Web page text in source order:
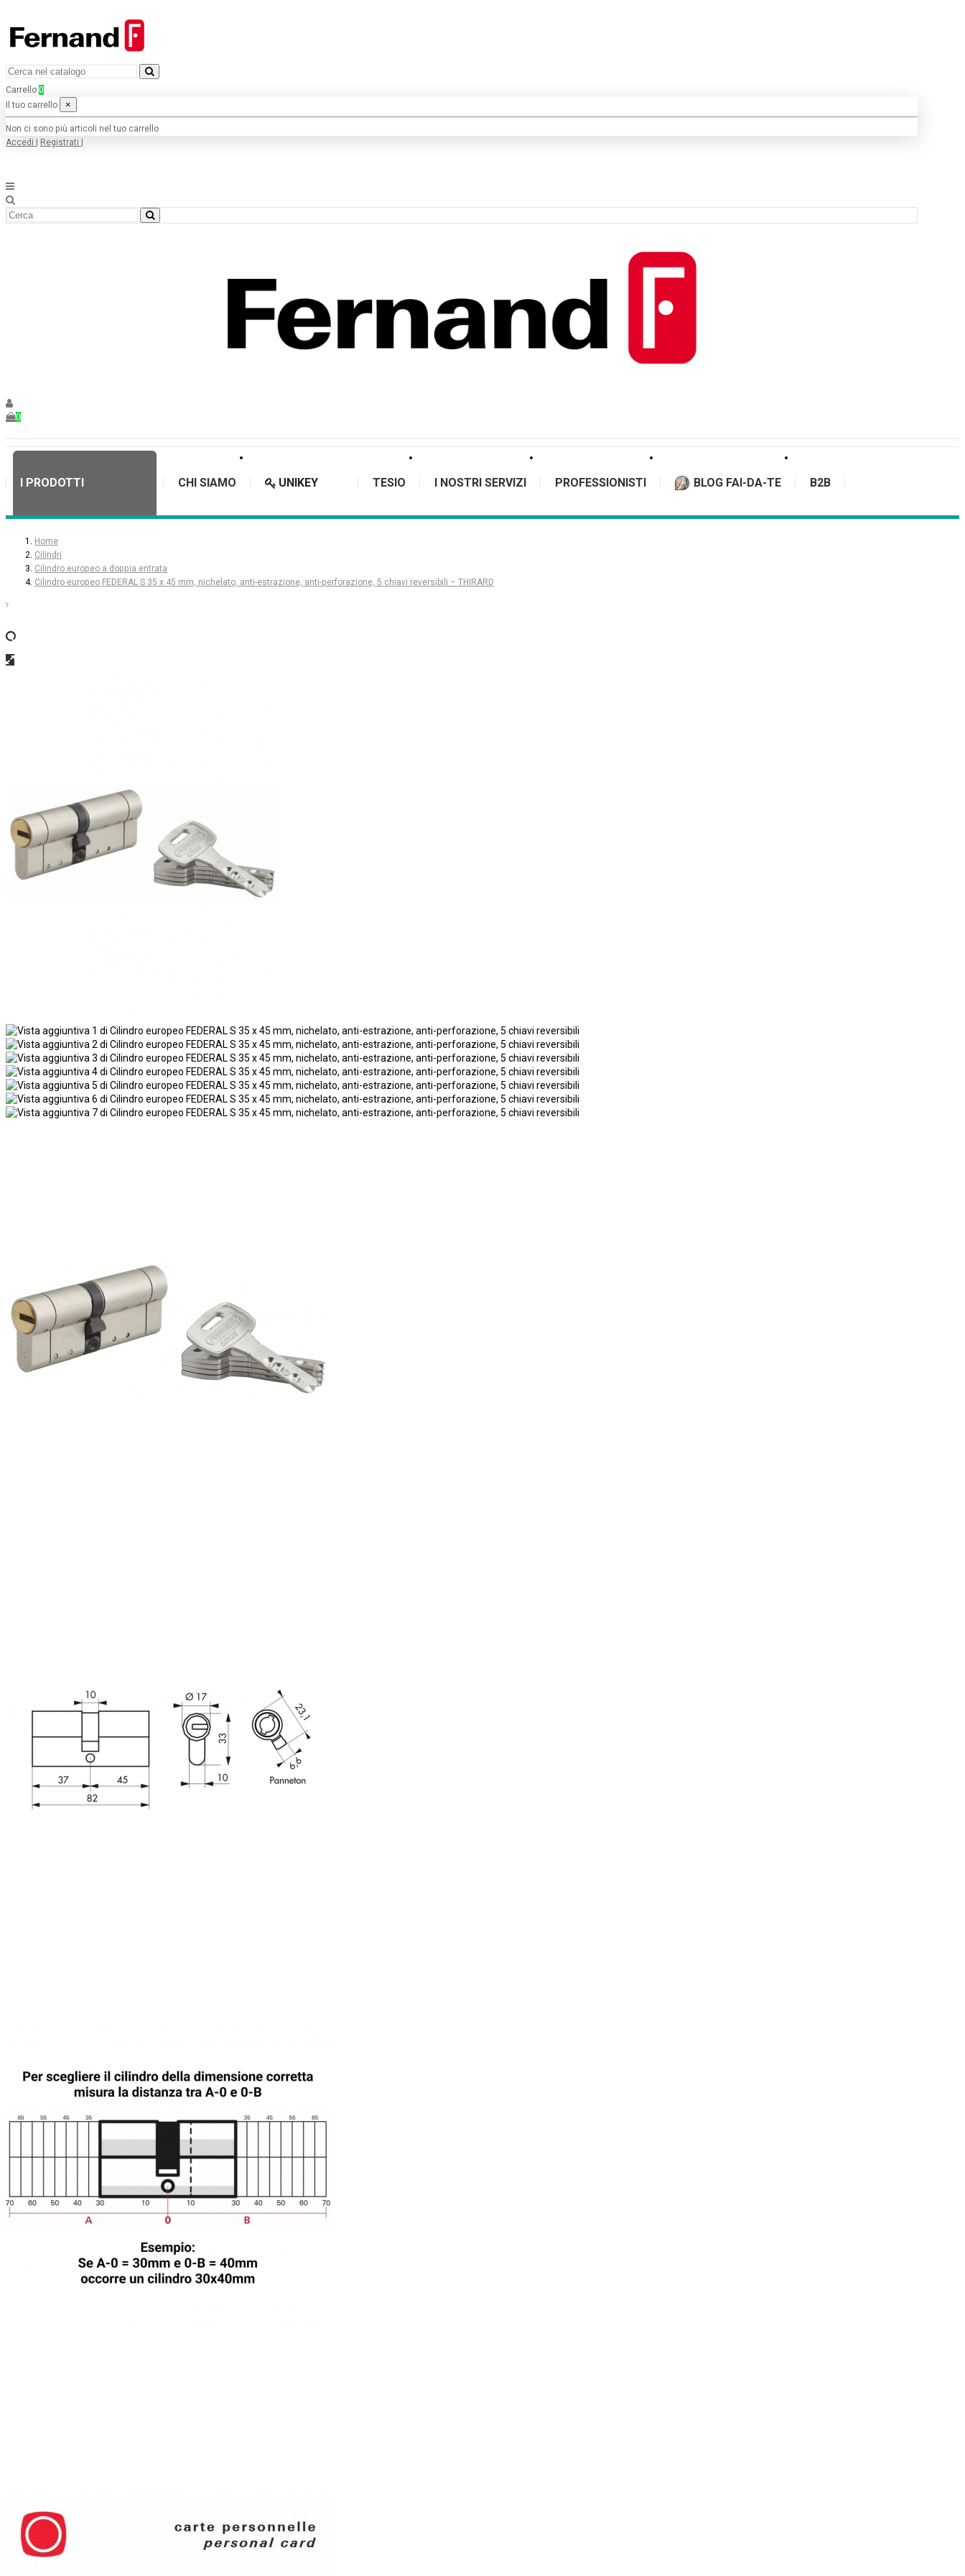
Carrello 0
Il tuo carrello
×
Non ci sono più articoli nel tuo carrello
Accedi
Registrati
0
I PRODOTTI CHI SIAMO UNIKEY TESIO I NOSTRI SERVIZI PROFESSIONISTI BLOG FAI-DA-TE B2B
Home
Cilindri
Cilindro europeo a doppia entrata
Cilindro europeo FEDERAL S 35 x 45 mm, nichelato, anti-estrazione, anti-perforazione, 5 chiavi reversibili – THIRARD